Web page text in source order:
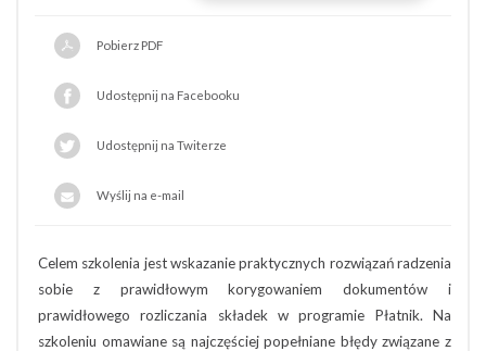
Pobierz PDF
Udostępnij na Facebooku
Udostępnij na Twiterze
Wyślij na e-mail
Celem szkolenia jest wskazanie praktycznych rozwiązań radzenia
sobie z prawidłowym korygowaniem dokumentów i
prawidłowego rozliczania składek w programie Płatnik. Na
szkoleniu omawiane są najczęściej popełniane błędy związane z